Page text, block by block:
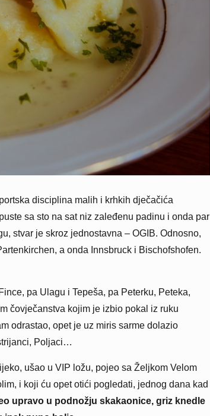
disciplina malih i krhkih dječačića
sa sto na sat niz zaleđenu padinu i onda par
stvar je skroz jednostavna – OGIB. Odnosno,
a onda Innsbruck i Bischofshofen.
pa Ulagu i Tepeša, pa Peterku, Peteka,
čovječanstva kojim je izbio pokal iz ruku
odrastao, opet je uz miris sarme dolazio
Poljaci…
ušao u VIP ložu, pojeo sa Željkom Velom
i koji ću opet otići pogledati, jednog dana kad
upravo u podnožju skakaonice, griz knedle